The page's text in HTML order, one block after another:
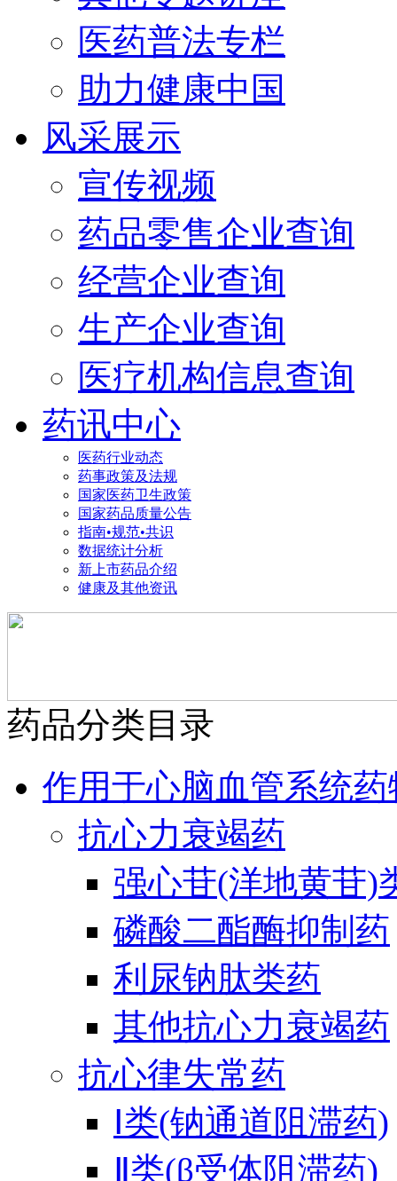
医药普法专栏
助力健康中国
风采展示
宣传视频
药品零售企业查询
经营企业查询
生产企业查询
医疗机构信息查询
药讯中心
医药行业动态
药事政策及法规
国家医药卫生政策
国家药品质量公告
指南•规范•共识
数据统计分析
新上市药品介绍
健康及其他资讯
药品分类目录
作用于心脑血管系统药
抗心力衰竭药
强心苷(洋地黄苷)
磷酸二酯酶抑制药
利尿钠肽类药
其他抗心力衰竭药
抗心律失常药
Ⅰ类(钠通道阻滞药)
Ⅱ类(β受体阻滞药)